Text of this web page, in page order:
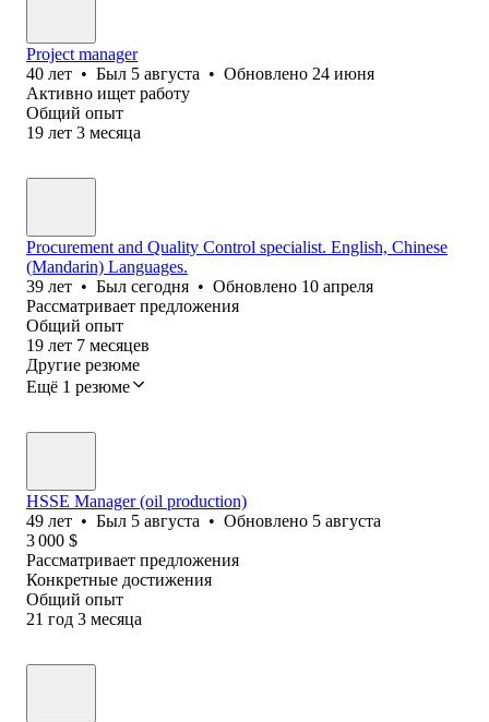
Project manager
40 лет • Был 5 августа • Обновлено 24 июня
Активно ищет работу
Общий опыт
19 лет 3 месяца
Procurement and Quality Control specialist. English, Chinese
(Mandarin) Languages.
39 лет • Был сегодня • Обновлено 10 апреля
Рассматривает предложения
Общий опыт
19 лет 7 месяцев
Другие резюме
Ещё 1 резюме
HSSE Manager (oil production)
49 лет • Был 5 августа • Обновлено 5 августа
3 000 $
Рассматривает предложения
Конкретные достижения
Общий опыт
21 год 3 месяца